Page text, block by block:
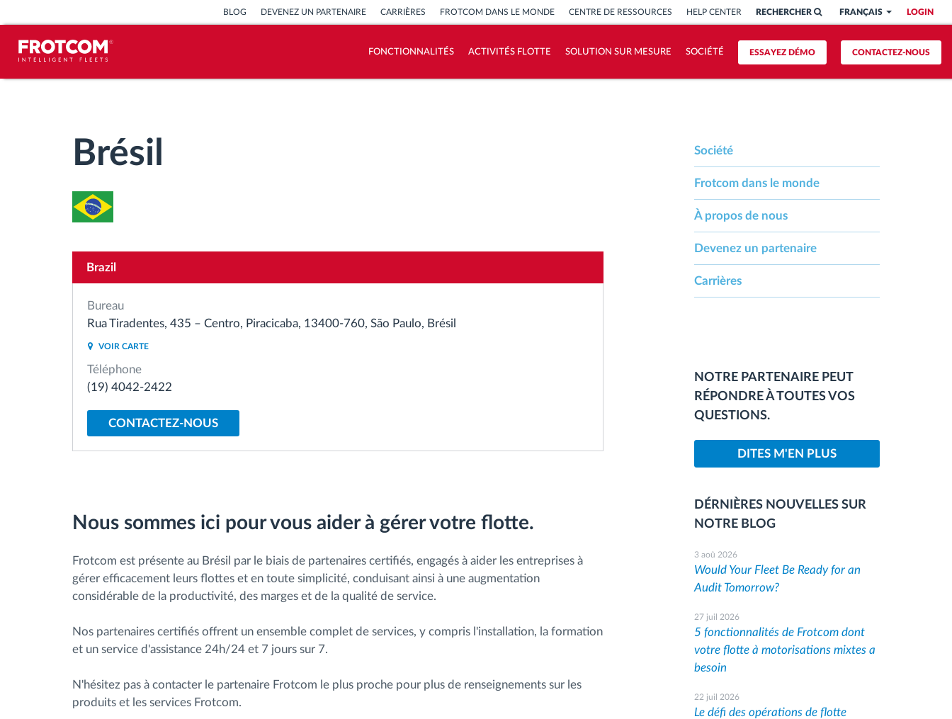
LOGIN
FRANÇAIS
RECHERCHER
BLOG DEVENEZ UN PARTENAIRE CARRIÈRES FROTCOM DANS LE MONDE CENTRE DE RESSOURCES HELP CENTER
CONTACTEZ-NOUS
ESSAYEZ DÉMO
FONCTIONNALITÉS ACTIVITÉS FLOTTE SOLUTION SUR MESURE SOCIÉTÉ
Analyse du comportement de
Contrôle des temps de conduite
Gestion de la main-d’œuvre
distance
Contrôle d'accès
Gestion de carburant
Planification et suivi d'itinéraire
Découvrez toutes les caractéristiques
Brésil
Brazil
Bureau
Rua Tiradentes, 435 – Centro, Piracicaba, 13400-760, São Paulo, Brésil
VOIR CARTE
Téléphone
(19) 4042-2422
CONTACTEZ-NOUS
Nous sommes ici pour vous aider à gérer votre flotte.
Frotcom est présente au Brésil par le biais de partenaires certifiés, engagés à aider les entreprises à
gérer efficacement leurs flottes et en toute simplicité, conduisant ainsi à une augmentation
considérable de la productivité, des marges et de la qualité de service.
Nos partenaires certifiés offrent un ensemble complet de services, y compris l'installation, la formation
et un service d'assistance 24h/24 et 7 jours sur 7.
N'hésitez pas à contacter le partenaire Frotcom le plus proche pour plus de renseignements sur les
produits et les services Frotcom.
Société
Frotcom dans le monde
À propos de nous
Devenez un partenaire
Carrières
NOTRE PARTENAIRE PEUT
RÉPONDRE À TOUTES VOS
QUESTIONS.
DITES M'EN PLUS
DÉRNIÈRES NOUVELLES SUR
NOTRE BLOG
3 aoû 2026
Would Your Fleet Be Ready for an
Audit Tomorrow?
27 juil 2026
5 fonctionnalités de Frotcom dont
votre flotte à motorisations mixtes a
besoin
22 juil 2026
Le défi des opérations de flotte